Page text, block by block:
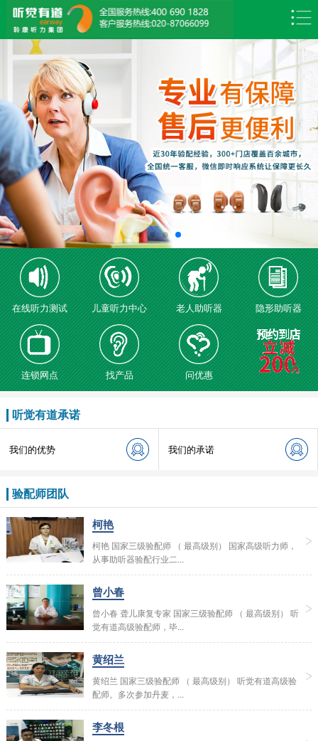
在线听力测试 儿童听力中心 老人助听器 隐形助听器
连锁网点 找产品 问优惠
听觉有道承诺
我们的优势 我们的承诺
验配师团队
柯艳
柯艳 国家三级验配师 （ 最高级别） 国家高级听力师，
从事助听器验配行业二...
曾小春
曾小春 聋儿康复专家 国家三级验配师 （ 最高级别） 听
觉有道高级验配师，毕...
黄绍兰
黄绍兰 国家三级验配师 （ 最高级别） 听觉有道高级验
配师。多次参加丹麦，...
李冬根